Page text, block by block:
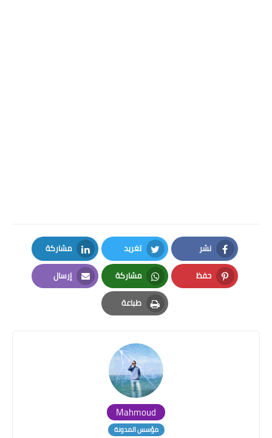
نشر
Facebook
تغريد
Twitter
مشاركة
LinkedIn
حفظ
Pinterest
مشاركة
Whatsapp
إرسال
Email
طباعة
Print
Mahmoud
مؤسس المدونة